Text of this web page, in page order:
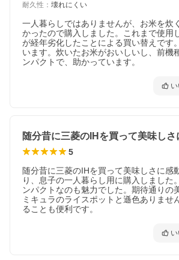
い。三菱電機独自の炊飯技術により、わず
★ 「五重全面加熱」で包み炊く
ふた・胴周り・釜底のヒーターで内釜全体
っかりと熱を伝えます。さらに胴周りヒー
炊きムラを抑えます。
ゆっくりと仕込み、沸騰時間を長めにする
耐久性 ： 壊れにくい
一人暮らしではありませんが、お米を炊
かったので購入しました。これまで使用
が経年劣化したことによる買い替えです
います。炊いたお米がおいしいし、前機
ンパクトで、助かっています。
随分昔に三菱のIHを買って美味し
5
随分昔に三菱のIHを買って美味しさに感
り、息子の一人暮らし用に購入しました
ンパクトなのも魅力でした。期待通りの
ミキュラのライスポットと遜色ありませ
ることも便利です。